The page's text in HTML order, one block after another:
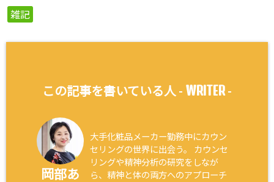
雑記
この記事を書いている人 - WRITER-
岡部あ
大手化粧品メーカー勤務中にカウン
セリングの世界に出会う。 カウンセ
リングや精神分析の研究をしなが
ら、精神と体の両方へのアプローチ